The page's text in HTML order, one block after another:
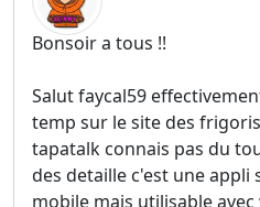
Bonsoir a tous !!
Salut faycal59
temp sur le site des
tapatalk connais pas du
des detaille c'est une appli
mobile mais utilisable avec